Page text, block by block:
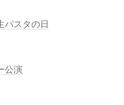
パスタの日
公演